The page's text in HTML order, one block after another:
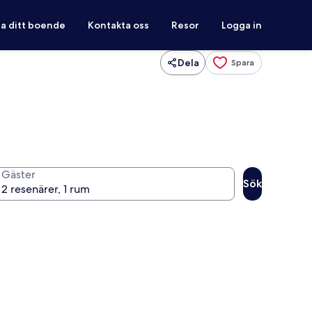
ditt boende Kontakta oss Resor Logga in
Dela Spara
Gäster
Sök